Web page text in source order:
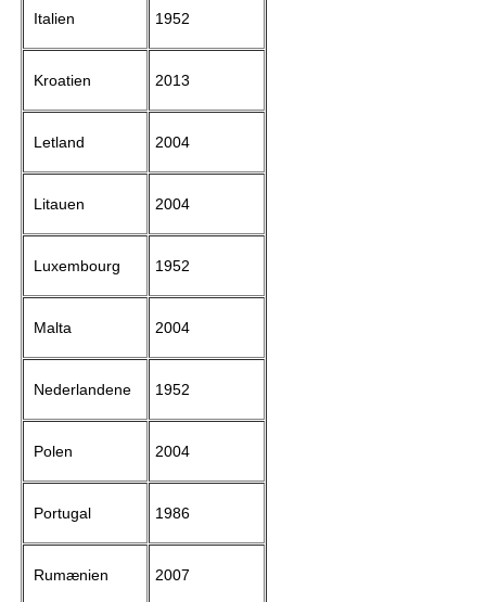
Italien 1952
Kroatien 2013
Letland 2004
Litauen 2004
Luxembourg 1952
Malta 2004
Nederlandene 1952
Polen 2004
Portugal 1986
Rumænien 2007